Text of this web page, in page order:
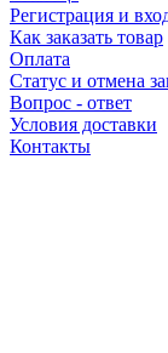
Регистрация и
Как заказать товар
Оплата
Статус и отмена
Вопрос - ответ
Условия доставки
Контакты